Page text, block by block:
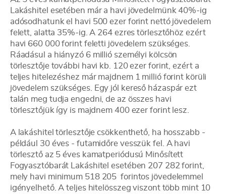
Lakáshitel esetében már a havi jövedelmünk 40%-ig
adósodhatunk el havi 500 ezer forint nettó jövedelem
felett, alatta 35%-ig. A 264 ezres törlesztőhöz ezért
havi 660 000 forint feletti jövedelem szükséges.
Ráadásul a hiányzó 6 millió személyi kölcsön
törlesztője további havi kb. 120 ezer forint, ezért a
teljes hitelezéshez már majdnem 1 millió forint körüli
jövedelem szükséges. Egy jól kereső házaspár ezt
talán meg tudja engedni, de az összes havi
törlesztőjük így is majdnem 400 ezer forint lesz.
A lakáshitel törlesztője csökkenthető, ha hosszabb -
például 30 éves - futamidőre vesszük fel. A havi
törlesztő az 5 éves kamatperiódusú Minősített
Fogyasztóbarát Lakáshitel esetében 207 282 forint,
mely havi minimum 518 205 forintos jövedelemmel
igényelhető. A teljes hitelösszeg viszont több mint 10